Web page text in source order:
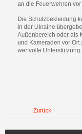
an die Feuerwehren vor
Die Schutzbekleidung
in der Ukraine
Außenbereich oder als
und Kameraden vor
wertvolle
Zurück